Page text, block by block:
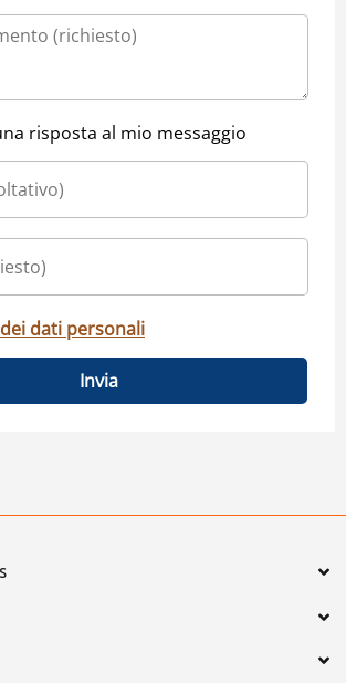
risposta al mio messaggio
dati personali
Invia